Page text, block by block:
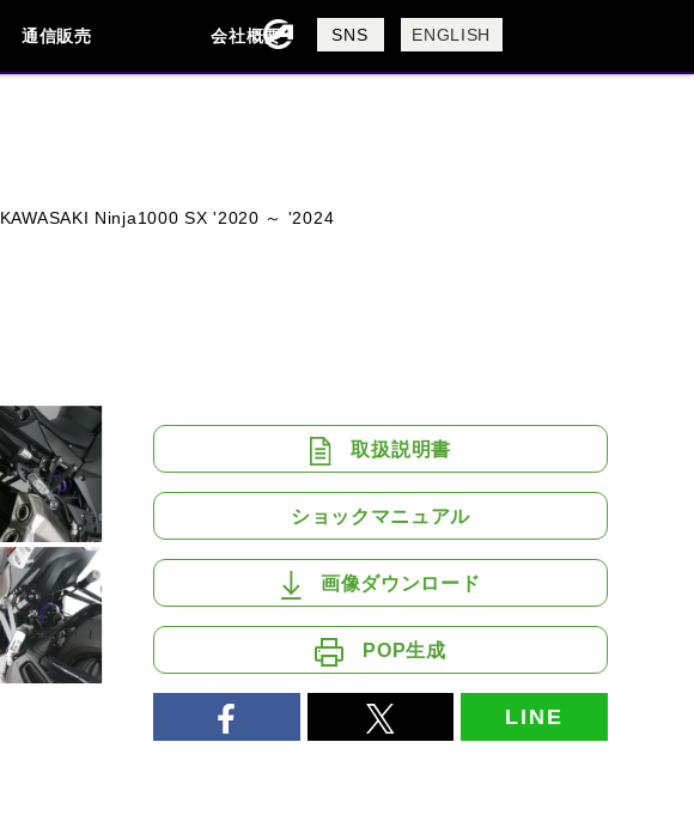
通信販売 会社概要
会社概要
採用情報
SNS ENGLISH
KAWASAKI Ninja1000 SX '2020 ～ '2024
取扱説明書
ショックマニュアル
画像ダウンロード
POP生成
LINE